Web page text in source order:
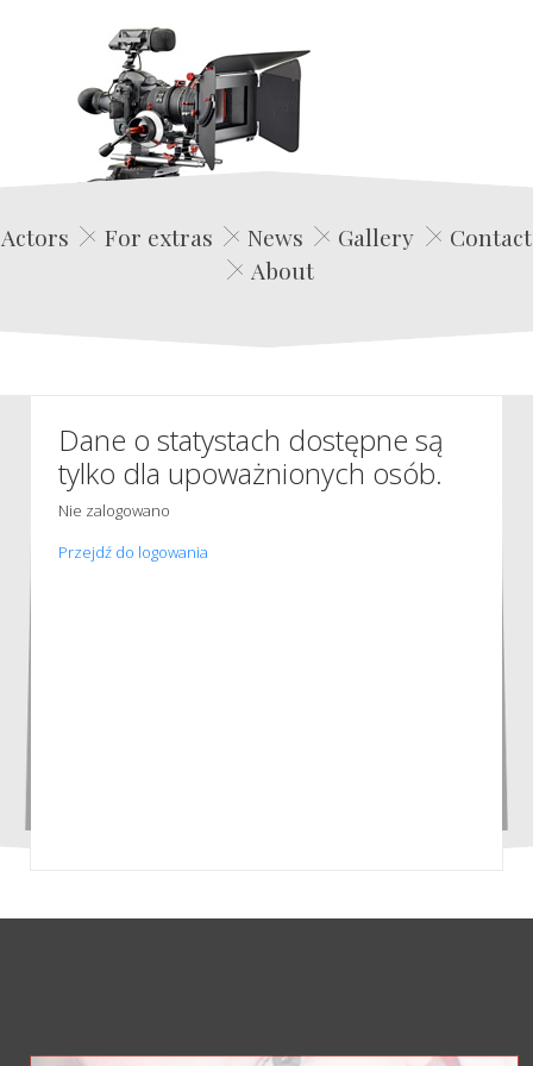
Edwin Film Agencja Aktorska
Actors For extras News Gallery
Contact
About
Dane o statystach dostępne są
tylko dla upoważnionych osób.
Nie zalogowano
Przejdź do logowania